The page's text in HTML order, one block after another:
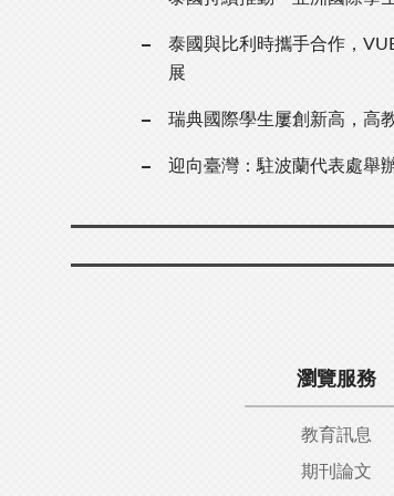
泰國與比利時攜手合作，
展
瑞典國際學生屢創新高，高
迎向臺灣：駐波蘭代表處舉
瀏覽服務
教育訊息
期刊論文